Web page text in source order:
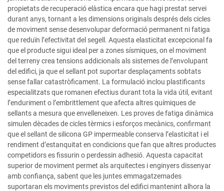
propietats de recuperació elàstica encara que hagi prestat servei
durant anys, tornant a les dimensions originals després dels cicles
de moviment sense desenvolupar deformació permanent ni fatiga
que reduïn l’efectivitat del segell. Aquesta elasticitat excepcional fa
que el producte sigui ideal per a zones sísmiques, on el moviment
del terreny crea tensions addicionals als sistemes de l’envolupant
del edifici, ja que el sellant pot suportar desplaçaments sobtats
sense fallar catastròficament. La formulació inclou plastificants
especialitzats que romanen efectius durant tota la vida útil, evitant
l’enduriment o l’embrittlement que afecta altres químiques de
sellants a mesura que envelleneixen. Les proves de fatiga dinàmica
simulen dècades de cicles tèrmics i esforços mecànics, confirmant
que el sellant de silicona GP impermeable conserva l’elasticitat i el
rendiment d’estanquitat en condicions que fan que altres productes
competidors es fissurin o perdessin adhesió. Aquesta capacitat
superior de moviment permet als arquitectes i enginyers dissenyar
amb confiança, sabent que les juntes emmagatzemades
suportaran els moviments previstos del edifici mantenint alhora la